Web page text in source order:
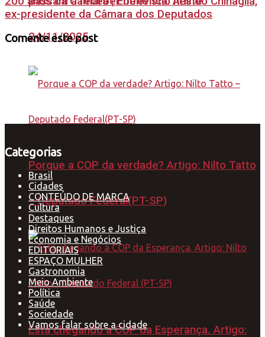
24/11/2025
Porque a COP da verdade? Artigo: Nilto Tatto
– Deputado Federal(PT-SP)
Está chegando a COP da Esperança. Artigo:
ex-presidente da Câmara dos Deputados
Comente este post
Categorias
Brasil
Cidades
CONTEÚDO DE MARCA
Cultura
Destaques
Direitos Humanos e Justiça
Economia e Negócios
EDITORIAIS
ESPAÇO MULHER
Gastronomia
Meio Ambiente
Política
Saúde
Sociedade
Vamos falar sobre a cidade